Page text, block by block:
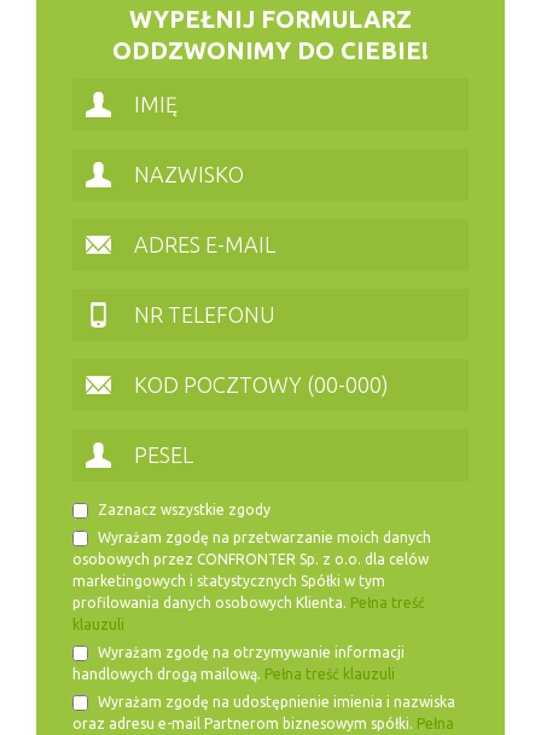
WYPEŁNIJ FORMULARZ
ODDZWONIMY DO CIEBIE!
Zaznacz wszystkie zgody
Wyrażam zgodę na przetwarzanie moich danych
osobowych przez CONFRONTER Sp. z o.o. dla celów
marketingowych i statystycznych Spółki w tym
profilowania danych osobowych Klienta. Pełna treść
klauzuli
Wyrażam zgodę na otrzymywanie informacji
handlowych drogą mailową. Pełna treść klauzuli
Wyrażam zgodę na udostępnienie imienia i nazwiska
oraz adresu e-mail Partnerom biznesowym spółki. Pełna